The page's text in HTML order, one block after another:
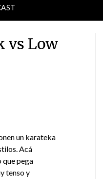
vs Low
un karateka
Acá
que pega
tenso y